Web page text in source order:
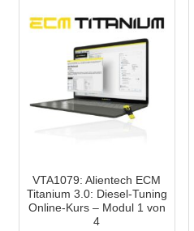
VTA1079: Alientech ECM
Titanium 3.0: Diesel-Tuning
Online-Kurs – Modul 1 von
4